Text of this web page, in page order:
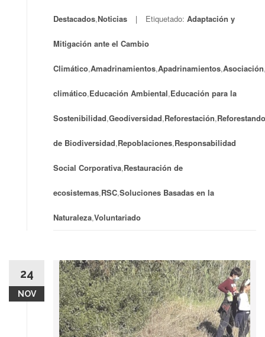
Destacados,Noticias Etiquetado: Adaptación y
Mitigación ante el Cambio
Climático,Amadrinamientos,Apadrinamientos,Asociación
climático,Educación Ambiental,Educación para la
Sostenibilidad,Geodiversidad,Reforestación,Reforestando
de Biodiversidad,Repoblaciones,Responsabilidad
Social Corporativa,Restauración de
ecosistemas,RSC,Soluciones Basadas en la
Naturaleza,Voluntariado
24
NOV